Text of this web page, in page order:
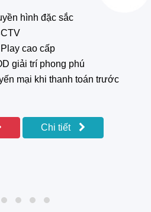
hình đặc sắc
cao cấp
giải trí phong phú
mại khi thanh toán trước
Chi tiết